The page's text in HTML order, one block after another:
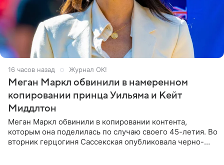
16 часов назад Журнал OK!
Меган Маркл обвинили в намеренном
копировании принца Уильяма и Кейт
Миддлтон
Меган Маркл обвинили в копировании контента,
которым она поделилась по случаю своего 45-летия. Во
вторник герцогиня Сассекская опубликовала черно-